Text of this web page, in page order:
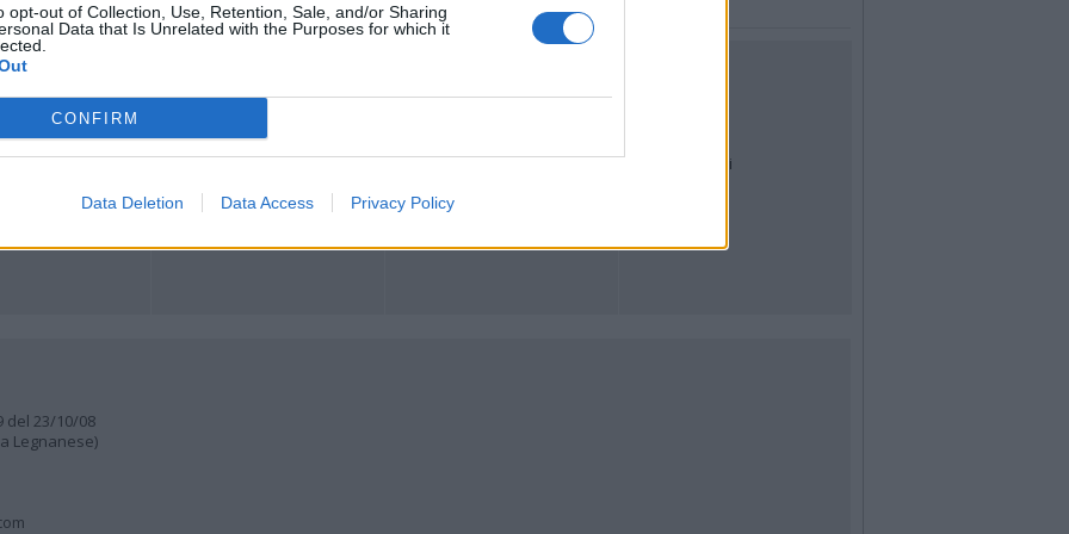
opt-out of Collection, Use, Retention, Sale, and/or Sharing
Data that Is Unrelated with the Purposes for which it
CONFIRM
Data Deletion Data Access Privacy Policy
Web TV
Auguri
Articoli più letti
del 23/10/08
Legnanese)